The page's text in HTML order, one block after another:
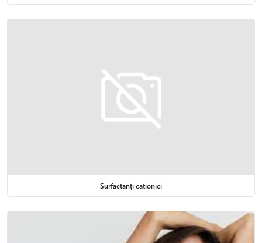
Livrați doar en-gros sau și pentru laboratoare mici?
Chemco livrează materii prime atât pentru producție industrială,
cât și pentru laboratoare sau cercetare, inclusiv mostre la cerere.
Surfactanți cationici